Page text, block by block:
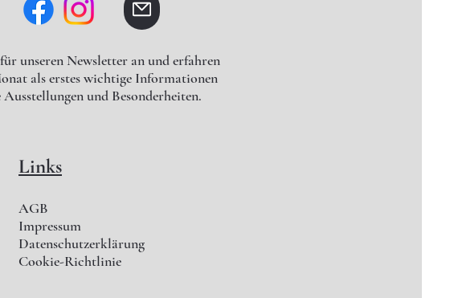
unseren Newsletter an und erfahren
als erstes wichtige Informationen
und Besonderheiten.
Links
AGB
Impressum
Datenschutzerklärung
Cookie-Richtlinie